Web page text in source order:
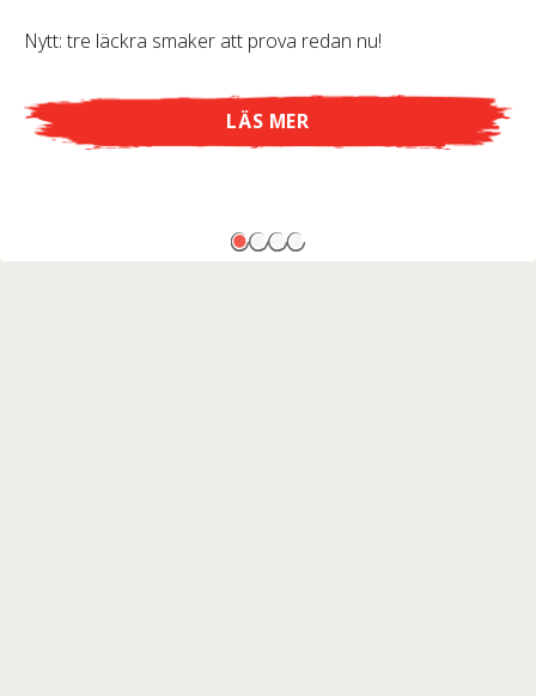
Nytt: tre läckra smaker att prova redan nu!
LÄS MER